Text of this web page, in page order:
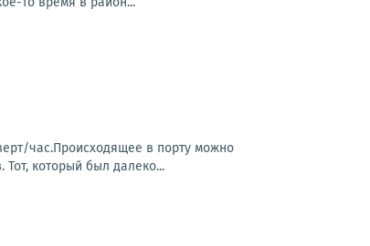
час.Происходящее в порту можно
Тот, который был далеко...